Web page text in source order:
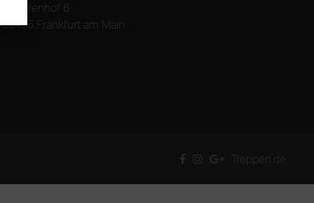
Herrenhof 6
60435 Frankfurt am Main
Treppen.de